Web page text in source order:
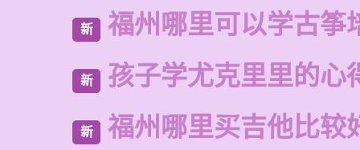
新 福州哪里可以学古筝
新 孩子学尤克里里的心
新 福州哪里买吉他比较